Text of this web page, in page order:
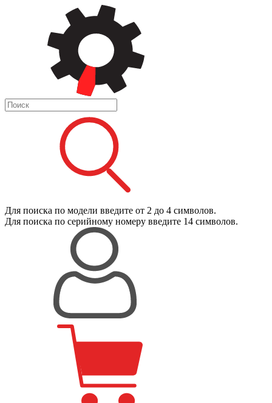
Для поиска по модели введите от 2 до 4 символов.
Для поиска по серийному номеру введите 14 символов.